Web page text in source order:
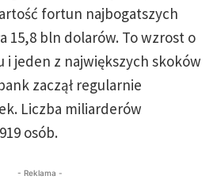
fortun najbogatszych
15,8 bln dolarów. To wzrost o
i jeden z największych skoków
zaczął regularnie
Liczba miliarderów
osób.
- Reklama -